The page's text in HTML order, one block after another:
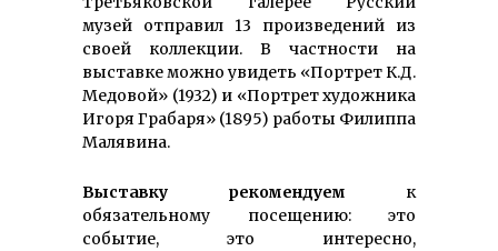
музей отправил 13 произведений из
своей коллекции. В частности на
выставке можно увидеть «Портрет К.Д.
Медовой» (1932) и «Портрет художника
Игоря Грабаря» (1895) работы Филиппа
Малявина.
Выставку рекомендуем к
обязательному посещению: это
событие, это интересно,